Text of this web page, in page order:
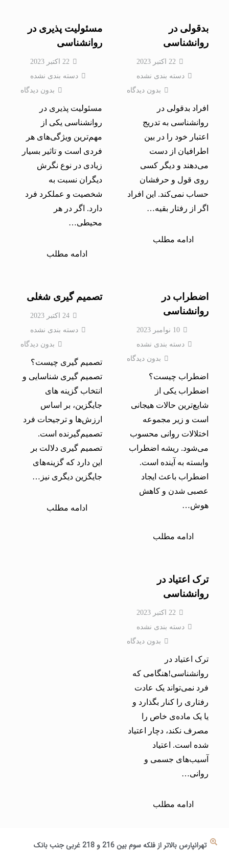
بدقولی در
روانشناسی
22 اکتبر 2023
دسته بندی نشده
بدون دیدگاه
افراد بدقولی در
روانشناسی به تدریج
اعتبار خود را در بین
اطرافیان از دست
می‌دهند و دیگر کسی
روی قول و حرفشان
حساب نمی‌کند. این افراد
اگر از رفتار بقیه…
ادامه مطلب
مسئولیت پذیری در
روانشناسی
22 اکتبر 2023
دسته بندی نشده
بدون دیدگاه
مسئولیت پذیری در
روانشناسی یکی از
مهم‌ترین ویژگی‌های هر
فردی است و تاثیر بسیار
زیادی در نوع نگرش
دیگران نسبت به
شخصیت و عملکرد فرد
دارد. اگر در هر
محیطی…
ادامه مطلب
اضطراب در
روانشناسی
10 نوامبر 2023
دسته بندی نشده
بدون دیدگاه
اضطراب چیست؟
اضطراب یکی از
شایع‌ترین حالات هیجانی
است و زیر مجموعه
اختلالات روانی محسوب
می‌شود. ریشه اضطراب
وابسته به آینده است.
اضطراب باعث ایجاد
عصبی شدن و کاهش
هوش…
ادامه مطلب
تصمیم گیری شغلی
24 اکتبر 2023
دسته بندی نشده
بدون دیدگاه
تصمیم گیری چیست؟
تصمیم گیری شناسایی و
انتخاب گزینه‌ های
جایگزین، بر اساس
ارزش‌ها و ترجیحات فرد
تصمیم‌گیرنده است.
تصمیم‌ گیری دلالت بر
این دارد که گزینه‌های
جایگزین دیگری نیز…
ادامه مطلب
ترک اعتیاد در
روانشناسی
22 اکتبر 2023
دسته بندی نشده
بدون دیدگاه
ترک اعتیاد در
روانشناسی!هنگامی که
فرد نمی‌تواند یک عادت
رفتاری را کنار بگذارد و
یا یک ماده‌ی خاص را
مصرف نکند، دچار اعتیاد
شده است. اعتیاد
آسیب‌های جسمی و
روانی…
ادامه مطلب
تهرانپارس بالاتر از فلکه سوم بین 216 و 218 غربی جنب بانک